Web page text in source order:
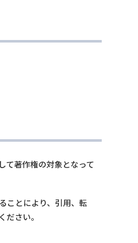
て著作権の対象となって
ことにより、引用、転
さい。